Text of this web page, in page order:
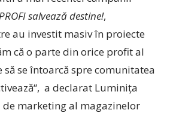
salvează destine!,
au investit masiv în proiecte
că o parte din orice profit al
se întoarcă spre comunitatea
a declarat Luminița
marketing al magazinelor